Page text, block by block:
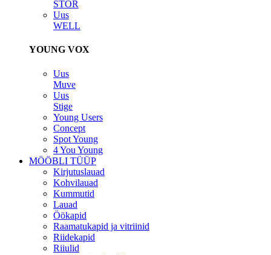
STOR
Uus
WELL
YOUNG VOX
Uus
Muve
Uus
Stige
Young Users
Concept
Spot Young
4 You Young
MÖÖBLI TÜÜP
Kirjutuslauad
Kohvilauad
Kummutid
Lauad
Öökapid
Raamatukapid ja vitriinid
Riidekapid
Riiulid